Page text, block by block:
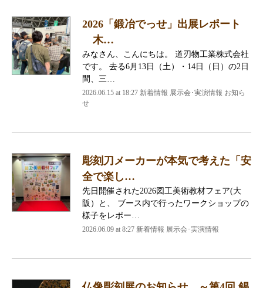
2026「鍛冶でっせ」出展レポート
木…
みなさん、こんにちは。 道刃物工業株式会社
です。 去る6月13日（土）・14日（日）の2日
間、三…
2026.06.15 at 18:27 新着情報 展示会･実演情報 お知ら
せ
彫刻刀メーカーが本気で考えた「安
全で楽し…
先日開催された2026図工美術教材フェア(大
阪）と、 ブース内で行ったワークショップの
様子をレポー…
2026.06.09 at 8:27 新着情報 展示会･実演情報